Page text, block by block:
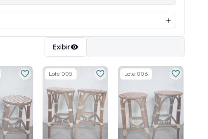
Exibir
Lote 005 Lote 006